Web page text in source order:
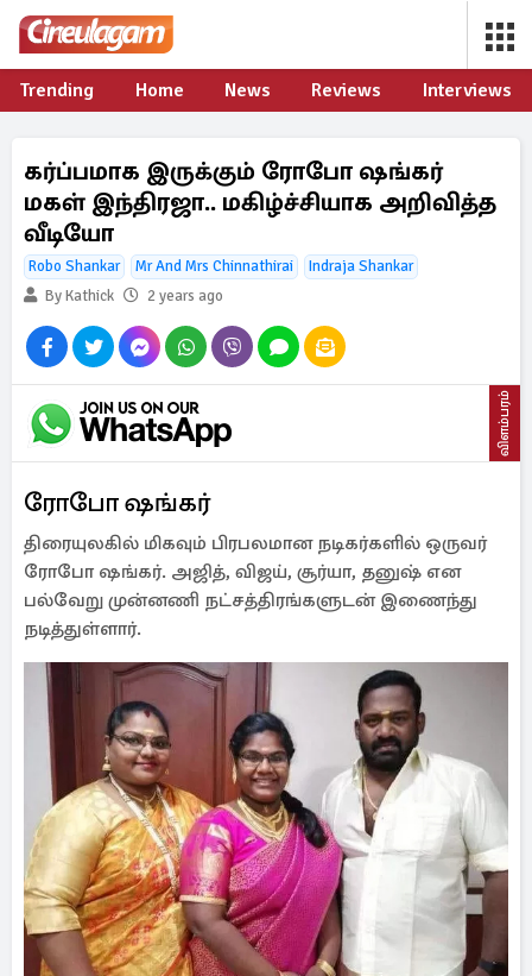
Trending Home News Reviews Interviews
கர்ப்பமாக இருக்கும் ரோபோ ஷங்கர்
மகள் இந்திரஜா.. மகிழ்ச்சியாக அறிவித்த
வீடியோ
Robo Shankar Mr And Mrs Chinnathirai
Indraja Shankar
By Kathick
2 years ago
விளம்பரம்
ரோபோ ஷங்கர்
திரையுலகில் மிகவும் பிரபலமான நடிகர்களில் ஒருவர்
ரோபோ ஷங்கர். அஜித், விஜய், சூர்யா, தனுஷ் என
பல்வேறு முன்னணி நட்சத்திரங்களுடன் இணைந்து
நடித்துள்ளார்.